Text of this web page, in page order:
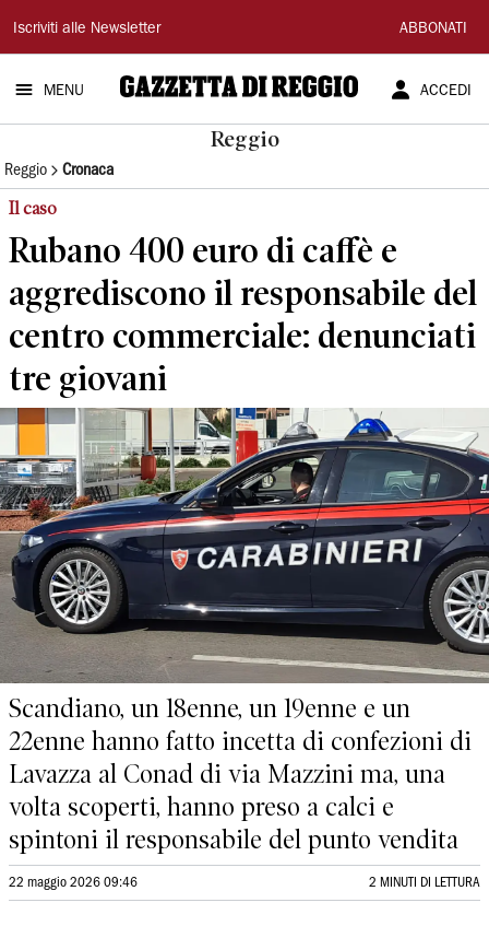
Gazzetta
di
Reggio
Iscriviti alle Newsletter ABBONATI
MENU ACCEDI
Reggio
Reggio Cronaca
Il caso
Rubano 400 euro di caffè e
aggrediscono il responsabile del
centro commerciale: denunciati
tre giovani
Scandiano, un 18enne, un 19enne e un
22enne hanno fatto incetta di confezioni di
Lavazza al Conad di via Mazzini ma, una
volta scoperti, hanno preso a calci e
spintoni il responsabile del punto vendita
22 maggio 2026 09:46 2 MINUTI DI LETTURA